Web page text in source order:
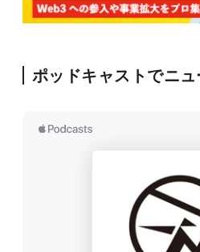
ポッドキャストでニュ